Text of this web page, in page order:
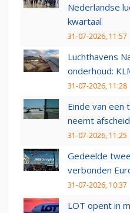
Nederlandse
kwartaal
31-07-2026, 11:57
Luchthavens
onderhoud:
31-07-2026, 11:28
Einde van een
neemt
31-07-2026, 11:25
Gedeelde
verbonden
31-07-2026, 10:37
LOT opent in